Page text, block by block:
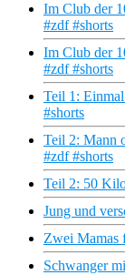
Im Club der
#zdf #shorts
Im Club der
#zdf #shorts
Teil 1:
#shorts
Teil 2: Mann
#zdf #shorts
Teil 2: 50
Jung und
Zwei Mamas
Schwanger